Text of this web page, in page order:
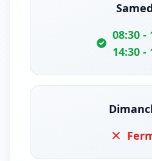
08:30 -
14:30 -